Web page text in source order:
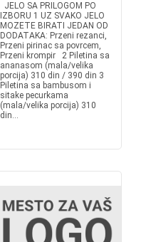
JELO SA PRILOGOM PO
IZBORU 1 UZ SVAKO JELO
MOZETE BIRATI JEDAN OD
DODATAKA: Przeni rezanci,
Przeni pirinac sa povrcem,
Przeni krompir 2 Piletina sa
ananasom (mala/velika
porcija) 310 din / 390 din 3
Piletina sa bambusom i
sitake pecurkama
(mala/velika porcija) 310
din...